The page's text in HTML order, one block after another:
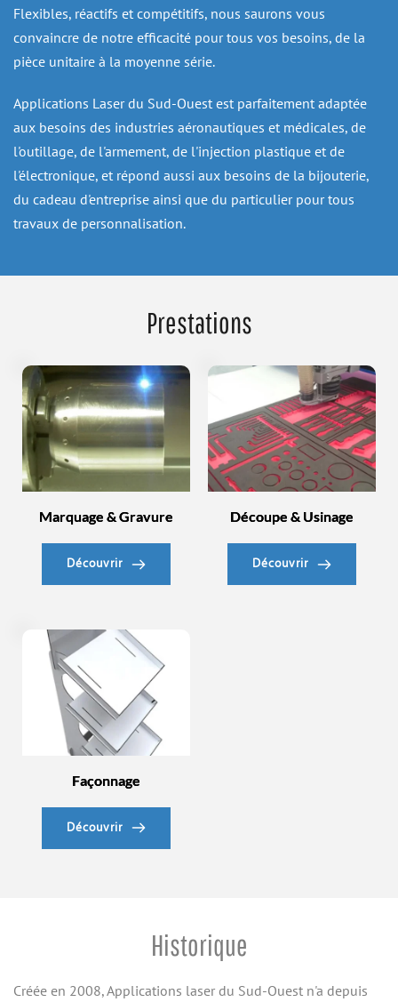
Flexibles, réactifs et compétitifs, nous saurons vous
convaincre de notre efficacité pour tous vos besoins, de la
pièce unitaire à la moyenne série.
Applications Laser du Sud-Ouest est parfaitement adaptée
aux besoins des industries aéronautiques et médicales, de
l'outillage, de l'armement, de l'injection plastique et de
l'électronique, et répond aussi aux besoins de la bijouterie,
du cadeau d'entreprise ainsi que du particulier pour tous
travaux de personnalisation.
Prestations
Marquage & Gravure
Découvrir
Découpe & Usinage
Découvrir
Façonnage
Découvrir
Historique
Créée en 2008, Applications laser du Sud-Ouest n'a depuis